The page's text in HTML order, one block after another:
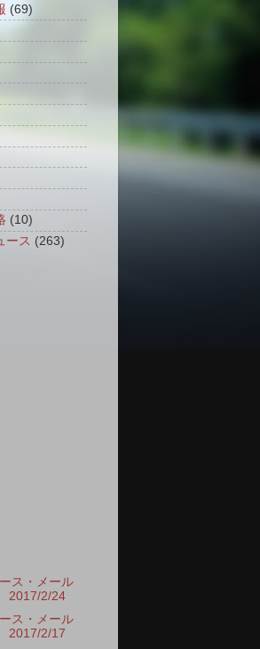
(69)
(10)
ース (263)
ス・メール
2/24
ス・メール
2/17